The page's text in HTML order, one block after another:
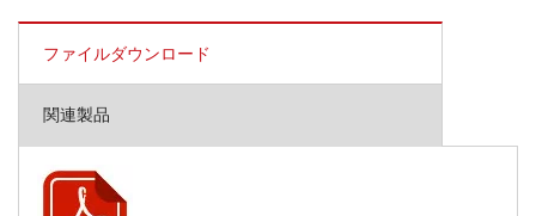
ファイルダウンロード
関連製品